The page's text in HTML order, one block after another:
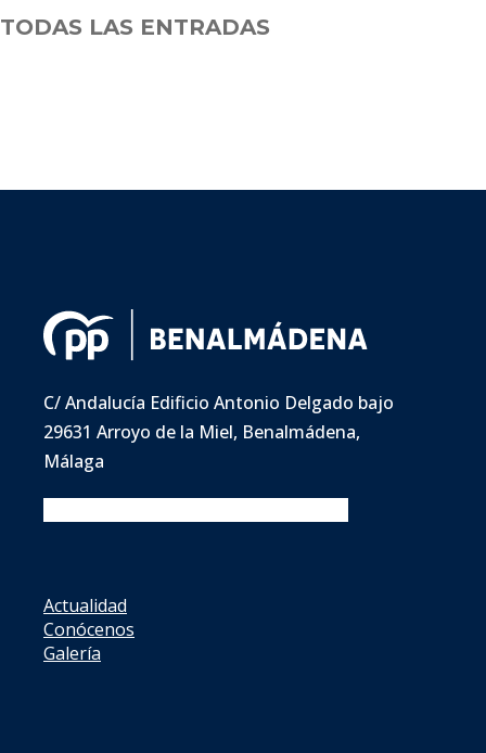
TODAS LAS ENTRADAS
C/ Andalucía Edificio Antonio Delgado bajo
29631 Arroyo de la Miel, Benalmádena,
Málaga
Actualidad
Conócenos
Galería